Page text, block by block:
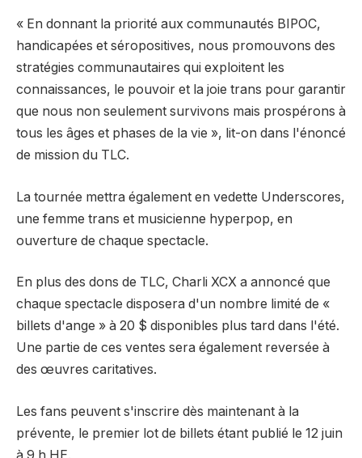
« En donnant la priorité aux communautés BIPOC,
handicapées et séropositives, nous promouvons des
stratégies communautaires qui exploitent les
connaissances, le pouvoir et la joie trans pour garantir
que nous non seulement survivons mais prospérons à
tous les âges et phases de la vie », lit-on dans l'énoncé
de mission du TLC.
La tournée mettra également en vedette Underscores,
une femme trans et musicienne hyperpop, en
ouverture de chaque spectacle.
En plus des dons de TLC, Charli XCX a annoncé que
chaque spectacle disposera d'un nombre limité de «
billets d'ange » à 20 $ disponibles plus tard dans l'été.
Une partie de ces ventes sera également reversée à
des œuvres caritatives.
Les fans peuvent s'inscrire dès maintenant à la
prévente, le premier lot de billets étant publié le 12 juin
à 9 h HE.